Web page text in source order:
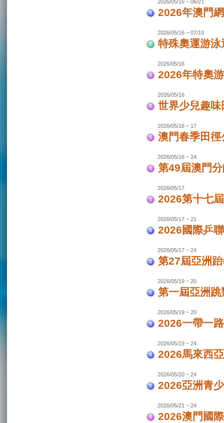
2026/05/16 ~ 06/21
2026年澳門
2026/05/16 ~ 07/10
特殊奧運游
2026/05/16
2026年特奧
2026/05/16
世界少兒趣味
2026/05/16 ~ 17
澳門春季田徑
2026/05/16 ~ 24
第49屆澳門
2026/05/17
2026第十七
2026/05/17 ~ 21
2026國際乒
2026/05/17 ~ 24
第27屆亞洲
2026/05/19 ~ 20
第一屆亞洲
2026/05/19 ~ 20
2026一帶一
2026/05/19 ~ 24
2026馬來西
2026/05/20 ~ 24
2026亞洲青
2026/05/21 ~ 24
2026澳門國